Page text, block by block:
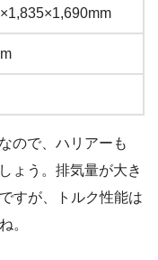
ので、ハリアーも
ょう。排気量が大き
すが、トルク性能は
。